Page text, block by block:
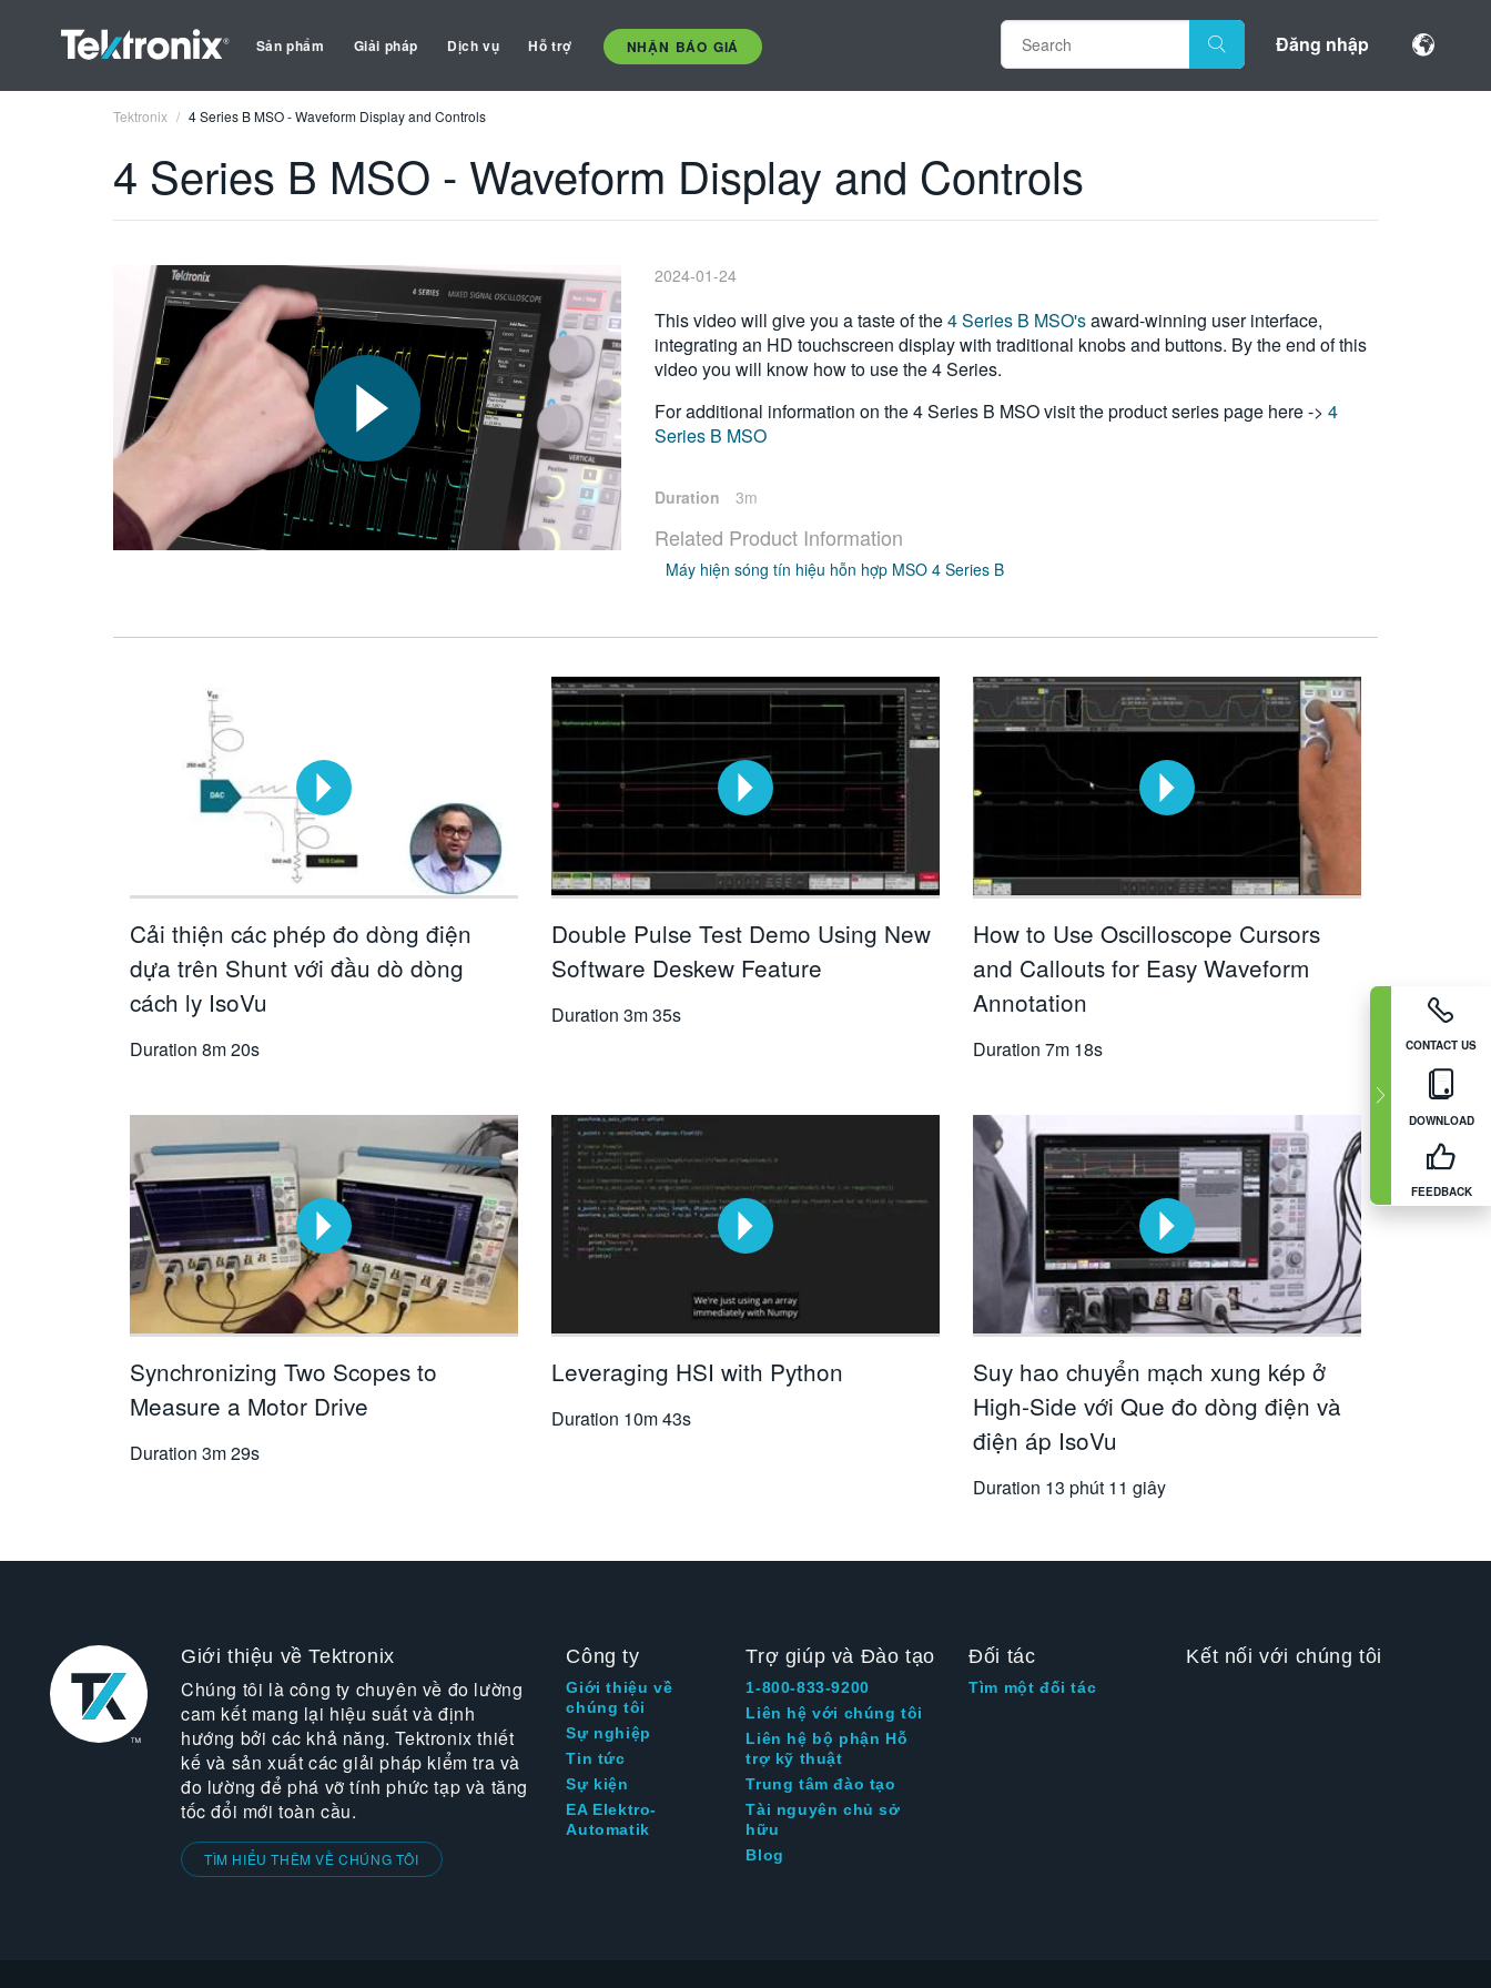
Sản phẩm Giải pháp Dịch vụ Hỗ trợ NHẬN BÁO GIÁ Đăng nhập
CONTACT US
DOWNLOAD
FEEDBACK
Tektronix 4 Series B MSO - Waveform Display and Controls
4 Series B MSO - Waveform Display and Controls
2024-01-24
This video will give you a taste of the4 Series B MSO'saward-winning user interface,
integrating an HD touchscreen display with traditional knobs and buttons. By the end of this
video you will know how to use the 4 Series.
For additional information on the 4 Series B MSO visit the product series page here -> 4
Series B MSO
Duration 3m
Related Product Information
Máy hiện sóng tín hiệu hỗn hợp MSO 4 Series B
Cải thiện các phép đo dòng điện
dựa trên Shunt với đầu dò dòng
cách ly IsoVu
Duration 8m 20s
Double Pulse Test Demo Using New
Software Deskew Feature
Duration 3m 35s
How to Use Oscilloscope Cursors
and Callouts for Easy Waveform
Annotation
Duration 7m 18s
Synchronizing Two Scopes to
Measure a Motor Drive
Duration 3m 29s
Leveraging HSI with Python
Duration 10m 43s
Suy hao chuyển mạch xung kép ở
High-Side với Que đo dòng điện và
điện áp IsoVu
Duration 13 phút 11 giây
Giới thiệu về Tektronix
Chúng tôi là công ty chuyên về đo lường
cam kết mang lại hiệu suất và định
hướng bởi các khả năng. Tektronix thiết
kế và sản xuất các giải pháp kiểm tra và
đo lường để phá vỡ tính phức tạp và tăng
tốc đổi mới toàn cầu.
TÌM HIỂU THÊM VỀ CHÚNG TÔI
Công ty
Giới thiệu về
chúng tôi
Sự nghiệp
Tin tức
Sự kiện
EA Elektro-
Automatik
Trợ giúp và Đào tạo
1-800-833-9200
Liên hệ với chúng tôi
Liên hệ bộ phận Hỗ
trợ kỹ thuật
Trung tâm đào tạo
Tài nguyên chủ sở
hữu
Blog
Đối tác
Tìm một đối tác
Kết nối với chúng tôi